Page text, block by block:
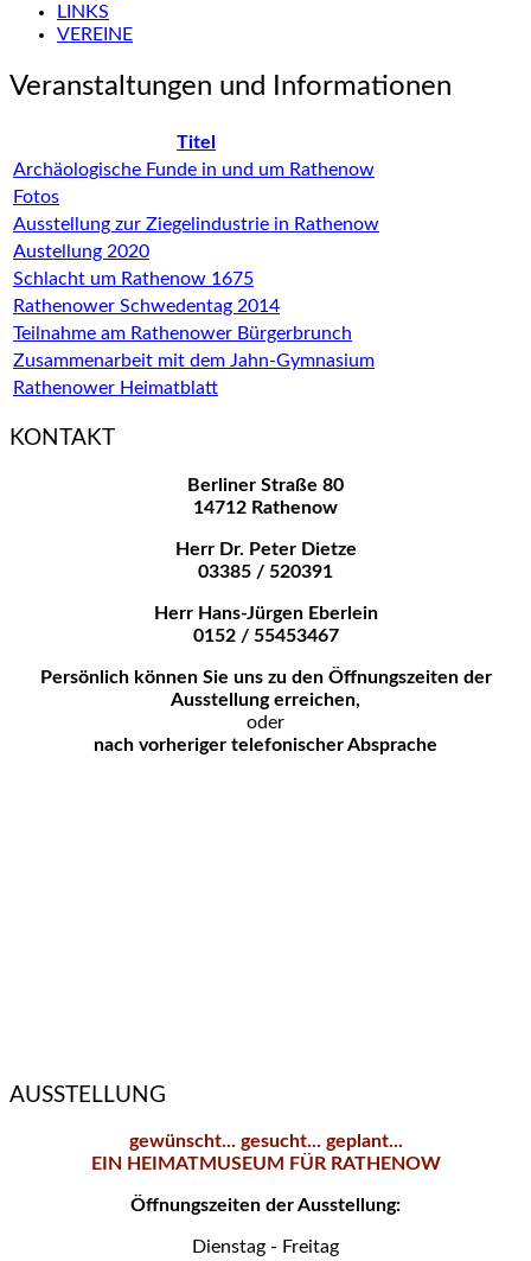
LINKS
VEREINE
Veranstaltungen und Informationen
Titel
Archäologische Funde in und um Rathenow
Fotos
Ausstellung zur Ziegelindustrie in Rathenow
Austellung 2020
Schlacht um Rathenow 1675
Rathenower Schwedentag 2014
Teilnahme am Rathenower Bürgerbrunch
Zusammenarbeit mit dem Jahn-Gymnasium
Rathenower Heimatblatt
KONTAKT
Berliner Straße 80
14712 Rathenow
Herr Dr. Peter Dietze
03385 / 520391
Herr Hans-Jürgen Eberlein
0152 / 55453467
Persönlich können Sie uns zu den Öffnungszeiten der
Ausstellung erreichen,
oder
nach vorheriger telefonischer Absprache
AUSSTELLUNG
gewünscht... gesucht... geplant...
EIN HEIMATMUSEUM FÜR RATHENOW
Öffnungszeiten der Ausstellung:
Dienstag - Freitag